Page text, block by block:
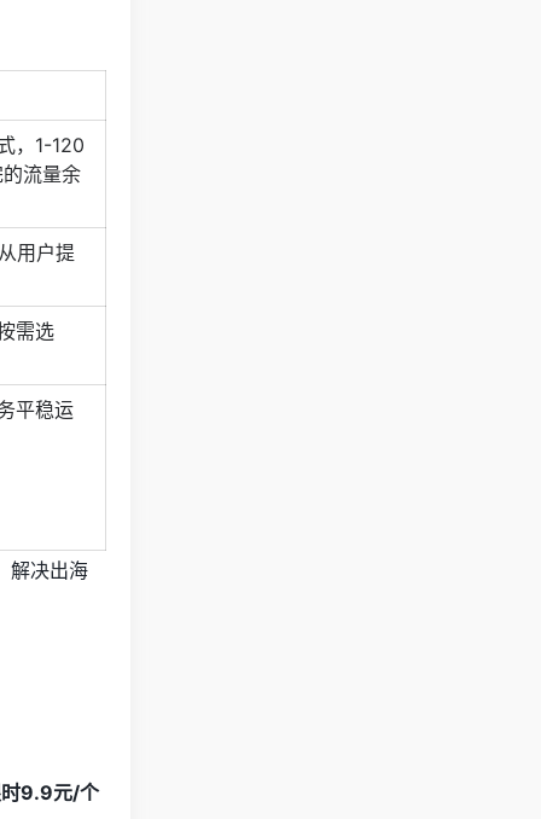
，1-120
流量余
用户提
需选
平稳运
解决出海
9.9元/个